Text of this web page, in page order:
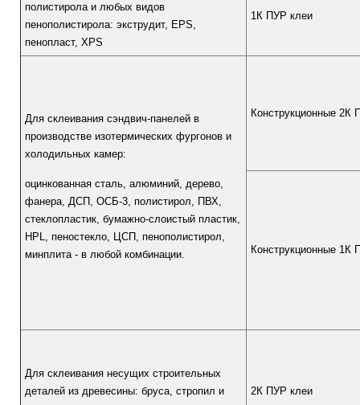
полистирола и любых видов
пенополистирола: экструдит, EPS,
пенопласт, XPS
1К ПУР клеи
Для склеивания сэндвич-панелей в
производстве изотермических фургонов и
холодильных камер:
оцинкованная сталь, алюминий, дерево,
фанера, ДСП, ОСБ-3, полистирол, ПВХ,
стеклопластик, бумажно-слоистый пластик,
HPL, пеностекло, ЦСП, пенополистирол,
минплита - в любой комбинации.
Конструкционные 2К
Конструкционные 1К
Для склеивания несущих строительных
деталей из древесины: бруса, стропил и
2К ПУР клеи